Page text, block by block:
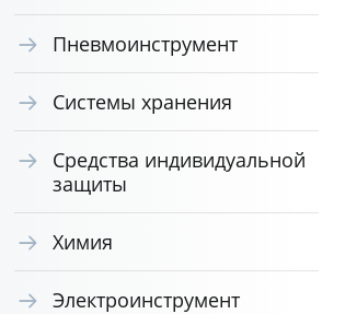
Пневмоинструмент
Системы хранения
Средства индивидуальной
защиты
Химия
Электроинструмент